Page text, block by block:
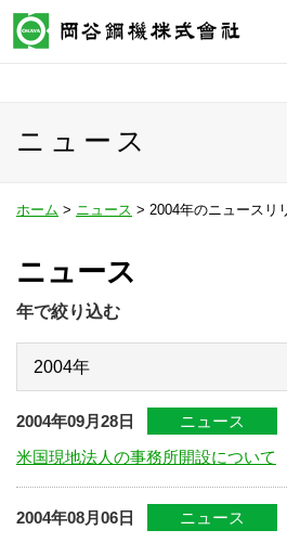
ニュース
ホーム > ニュース > 2004年のニュースリ
ニュース
年で絞り込む
2004年09月28日
ニュース
米国現地法人の事務所開設について
2004年08月06日
ニュース